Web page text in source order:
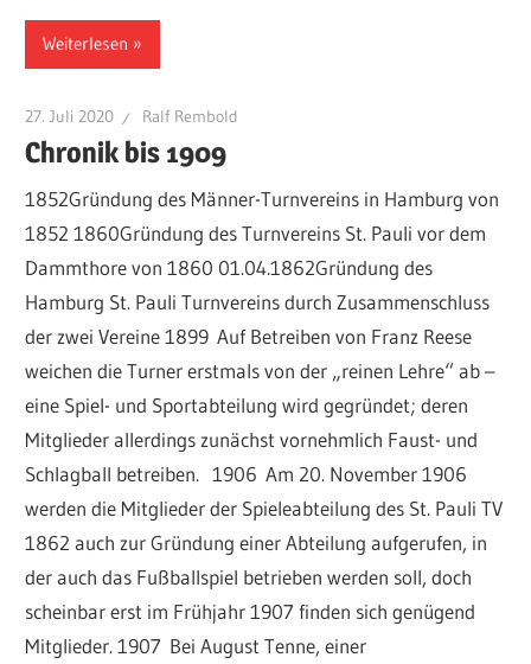
Weiterlesen
27. Juli 2020 Ralf Rembold
Chronik bis 1909
1852Gründung des Männer-Turnvereins in Hamburg von
1852 1860Gründung des Turnvereins St. Pauli vor dem
Dammthore von 1860 01.04.1862Gründung des
Hamburg St. Pauli Turnvereins durch Zusammenschluss
der zwei Vereine 1899 Auf Betreiben von Franz Reese
weichen die Turner erstmals von der „reinen Lehre“ ab –
eine Spiel- und Sportabteilung wird gegründet; deren
Mitglieder allerdings zunächst vornehmlich Faust- und
Schlagball betreiben. 1906 Am 20. November 1906
werden die Mitglieder der Spieleabteilung des St. Pauli TV
1862 auch zur Gründung einer Abteilung aufgerufen, in
der auch das Fußballspiel betrieben werden soll, doch
scheinbar erst im Frühjahr 1907 finden sich genügend
Mitglieder. 1907 Bei August Tenne, einer